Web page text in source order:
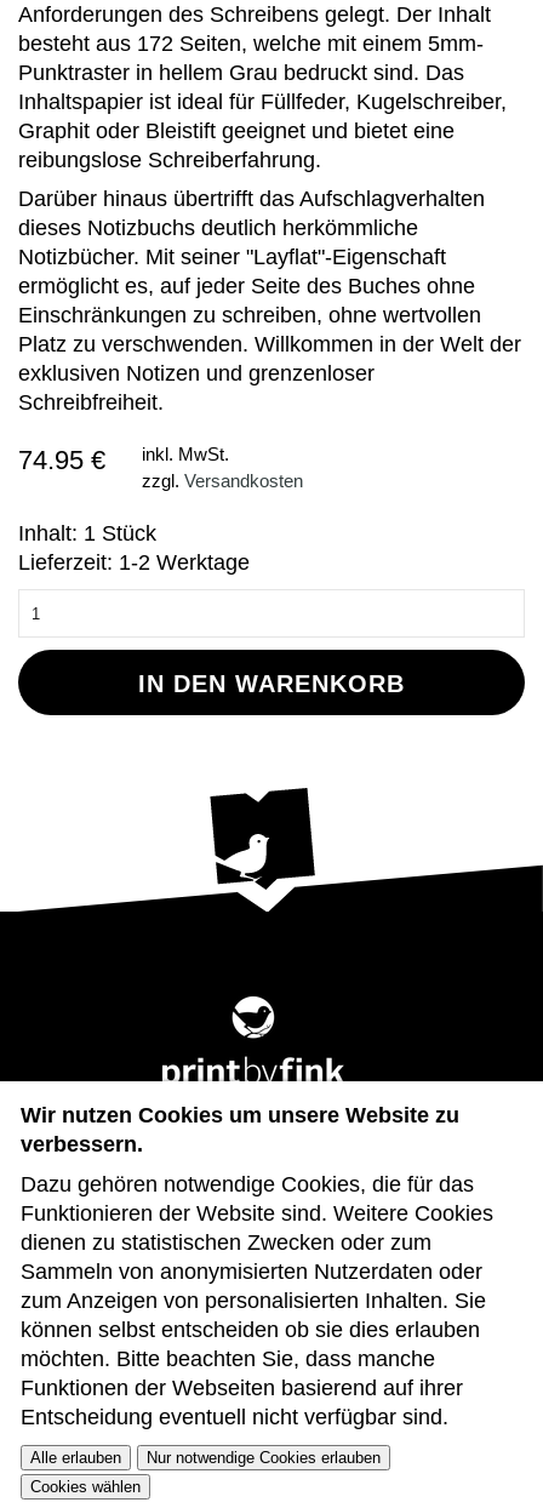
Anforderungen des Schreibens gelegt. Der Inhalt
besteht aus 172 Seiten, welche mit einem 5mm-
Punktraster in hellem Grau bedruckt sind. Das
Inhaltspapier ist ideal für Füllfeder, Kugelschreiber,
Graphit oder Bleistift geeignet und bietet eine
reibungslose Schreiberfahrung.
Darüber hinaus übertrifft das Aufschlagverhalten
dieses Notizbuchs deutlich herkömmliche
Notizbücher. Mit seiner "Layflat"-Eigenschaft
ermöglicht es, auf jeder Seite des Buches ohne
Einschränkungen zu schreiben, ohne wertvollen
Platz zu verschwenden. Willkommen in der Welt der
exklusiven Notizen und grenzenloser
Schreibfreiheit.
74.95 €
inkl. MwSt.
zzgl. Versandkosten
Inhalt: 1 Stück
Lieferzeit: 1-2 Werktage
Datenschutz
AGB
Versand & Zahlung
Widerruf
Cookie Einstellungen
Wir nutzen Cookies um unsere Website zu
verbessern.
Dazu gehören notwendige Cookies, die für das
Funktionieren der Website sind. Weitere Cookies
dienen zu statistischen Zwecken oder zum
Sammeln von anonymisierten Nutzerdaten oder
zum Anzeigen von personalisierten Inhalten. Sie
können selbst entscheiden ob sie dies erlauben
möchten. Bitte beachten Sie, dass manche
Funktionen der Webseiten basierend auf ihrer
Entscheidung eventuell nicht verfügbar sind.
Alle erlauben
Nur notwendige Cookies erlauben
Cookies wählen